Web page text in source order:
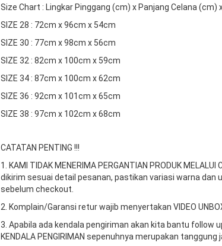
Size Chart : Lingkar Pinggang (cm) x Panjang Celana (cm)
SIZE 28 : 72cm x 96cm x 54cm
SIZE 30 : 77cm x 98cm x 56cm
SIZE 32 : 82cm x 100cm x 59cm
SIZE 34 : 87cm x 100cm x 62cm
SIZE 36 : 92cm x 101cm x 65cm
SIZE 38 : 97cm x 102cm x 68cm
CATATAN PENTING !!!
1. KAMI TIDAK MENERIMA PERGANTIAN PRODUK MELALUI
dikirim sesuai detail pesanan, pastikan variasi warna dan
sebelum checkout.
2. Komplain/Garansi retur wajib menyertakan VIDEO
3. Apabila ada kendala pengiriman akan kita bantu follow
KENDALA PENGIRIMAN sepenuhnya merupakan tanggung